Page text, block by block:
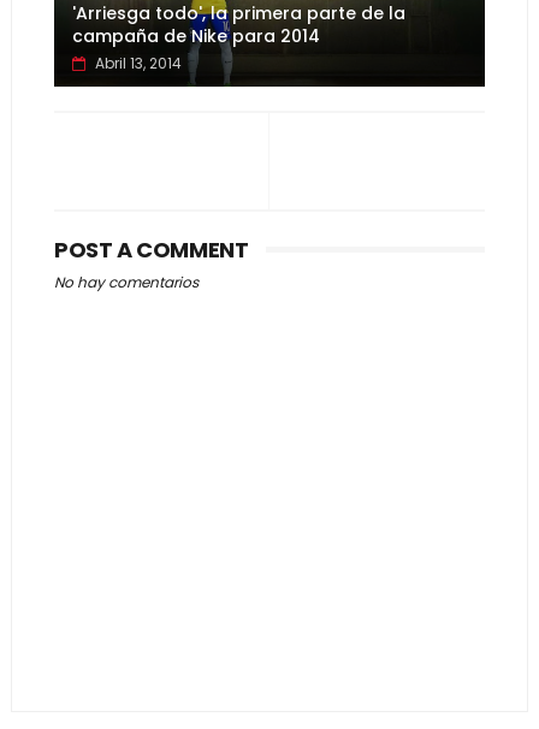
'Arriesga todo', la primera parte de la
campaña de Nike para 2014
Abril 13, 2014
POST A COMMENT
No hay comentarios